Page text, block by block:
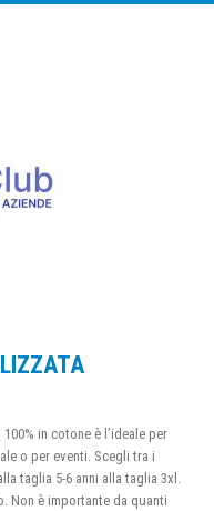
in cotone è l’ideale per
o per eventi. Scegli tra i
taglia 5-6 anni alla taglia 3xl.
Non è importante da quanti